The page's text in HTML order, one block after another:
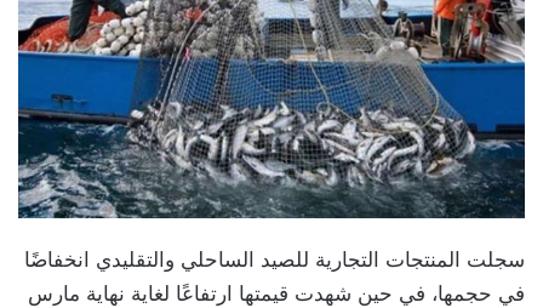
سجلت المنتجات التجارية للصيد الساحلي والتقليدي انخفاضًا
في حجمها، في حين شهدت قيمتها ارتفاعًا لغاية نهاية مارس